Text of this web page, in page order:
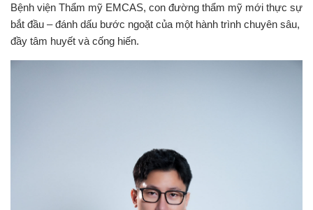
Bệnh viện Thẩm mỹ EMCAS, con đường thẩm mỹ mới thực sự
bắt đầu – đánh dấu bước ngoặt của một hành trình chuyên sâu,
đầy tâm huyết và cống hiến.